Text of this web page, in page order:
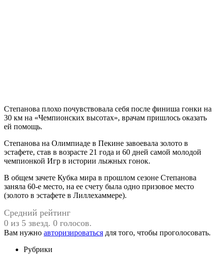
Степанова плохо почувствовала себя после финиша гонки на
30 км на «Чемпионских высотах», врачам пришлось оказать
ей помощь.
Степанова на Олимпиаде в Пекине завоевала золото в
эстафете, став в возрасте 21 года и 60 дней самой молодой
чемпионкой Игр в истории лыжных гонок.
В общем зачете Кубка мира в прошлом сезоне Степанова
заняла 60-е место, на ее счету была одно призовое место
(золото в эстафете в Лиллехаммере).
Средний рейтинг
0 из 5 звезд. 0 голосов.
Вам нужно авторизироваться для того, чтобы проголосовать.
Рубрики